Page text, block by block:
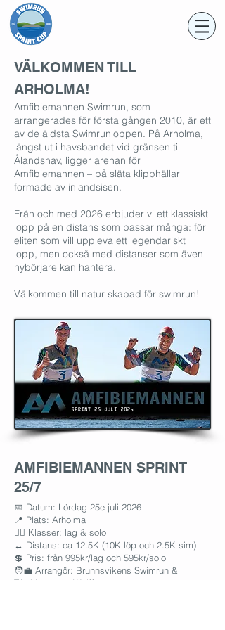
VÄLKOMMEN TILL
ARHOLMA!
Amfibiemannen Swimrun, som
arrangerades för första gången 2010, är ett
av de äldsta Swimrunloppen. På Arholma,
längst ut i havsbandet vid gränsen till
Ålandshav, ligger arenan för
Amfibiemannen – på släta klipphällar
formade av inlandsisen.
Från och med 2026 erbjuder vi ett klassiskt
lopp på en distans som passar många: för
eliten som vill uppleva ett legendariskt
lopp, men också med distanser som även
nybörjare kan hantera.
Välkommen till natur skapad för swimrun!
AMFIBIEMANNEN SPRINT
25/7
​📅 Datum: Lördag 25e juli 2026
📍 Plats: Arholma
👯‍♂️ Klasser: lag & solo
↔️ Distans: ca 12.5K (10K löp och 2.5K sim)
💲 Pris: från 995kr/lag och 595kr/solo
🧑‍💼 Arrangör: Brunnsvikens Swimrun &
Triathlon samt Wolffwear